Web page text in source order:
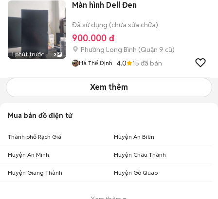
1 phút trước 3
Màn hình Dell Đen
Đã sử dụng (chưa sửa chữa)
900.000 đ
Phường Long Bình (Quận 9 cũ)
Hà Thế Định 4.0 15 đã bán
Xem thêm
Mua bán đồ điện tử
Thành phố Rạch Giá Huyện An Biên
Huyện An Minh Huyện Châu Thành
Huyện Giang Thành Huyện Gò Quao